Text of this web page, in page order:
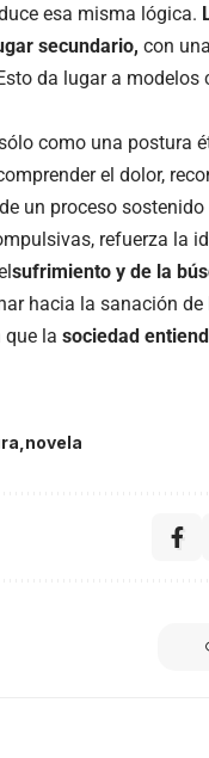
esa misma lógica.
secundario, con
da lugar a modelos
como una postura
el dolor,
un proceso sostenido
refuerza la
sufrimiento y de la
hacia la sanación
la sociedad
novela